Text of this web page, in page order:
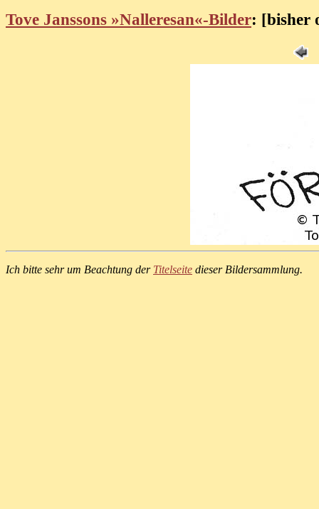
Tove Janssons »Nalleresan«-Bilder: [bisher
Ich bitte sehr um Beachtung der Titelseite dieser Bildersammlung.